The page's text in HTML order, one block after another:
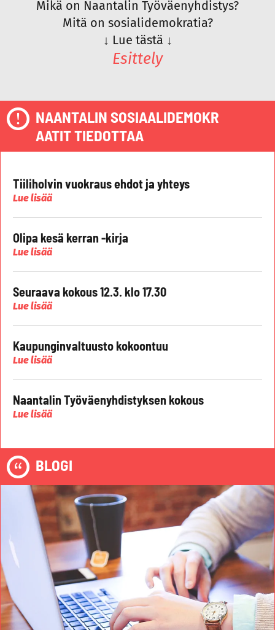
Mikä on Naantalin Työväenyhdistys?
Mitä on sosialidemokratia?
↓ Lue tästä ↓
Esittely
NAANTALIN SOSIAALIDEMOKR
AATIT TIEDOTTAA
Tiiliholvin vuokraus ehdot ja yhteys
Lue lisää
Olipa kesä kerran -kirja
Lue lisää
Seuraava kokous 12.3. klo 17.30
Lue lisää
Kaupunginvaltuusto kokoontuu
Lue lisää
Naantalin Työväenyhdistyksen kokous
Lue lisää
BLOGI